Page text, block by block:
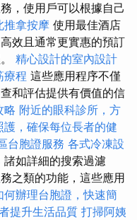
，使用戶可以根據自己
推拿按摩 使用最佳酒店
效且通常更實惠的預訂
精心設計的室內設計
療程 這些應用程序不僅
和評估提供有價值的信
略 附近的眼科診所，方
，確保每位長者的健
台胞證服務 各式冷凍設
諸如詳細的搜索過濾
之類的功能，這些應用
何辦理台胞證，快速簡
提升生活品質 打掃阿姨